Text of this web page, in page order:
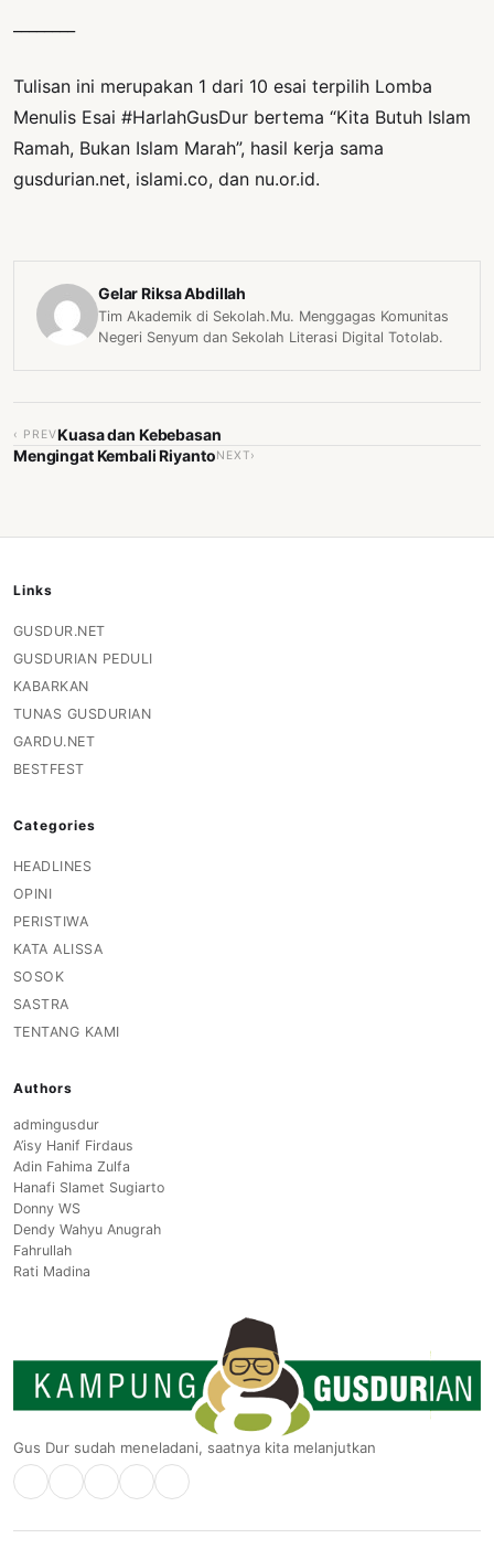
Tulisan ini merupakan 1 dari 10 esai terpilih Lomba
Menulis Esai #HarlahGusDur bertema “Kita Butuh Islam
Ramah, Bukan Islam Marah”, hasil kerja sama
gusdurian.net, islami.co, dan nu.or.id.
Gelar Riksa Abdillah
Tim Akademik di Sekolah.Mu. Menggagas Komunitas
Negeri Senyum dan Sekolah Literasi Digital Totolab.
‹ PREVKuasa dan Kebebasan
Mengingat Kembali RiyantoNEXT›
Links
GUSDUR.NET
GUSDURIAN PEDULI
KABARKAN
TUNAS GUSDURIAN
GARDU.NET
BESTFEST
Categories
HEADLINES
OPINI
PERISTIWA
KATA ALISSA
SOSOK
SASTRA
TENTANG KAMI
Authors
admingusdur
A’isy Hanif Firdaus
Adin Fahima Zulfa
Hanafi Slamet Sugiarto
Donny WS
Dendy Wahyu Anugrah
Fahrullah
Rati Madina
Gus Dur sudah meneladani, saatnya kita melanjutkan